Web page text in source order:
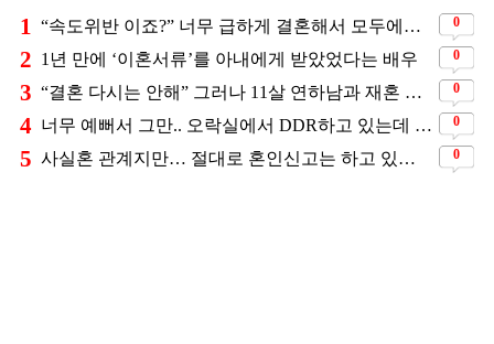
1 “속도위반 이죠?” 너무 급하게 결혼해서 모두에게 의심 받았던 스타 0
2 1년 만에 ‘이혼서류’를 아내에게 받았었다는 배우 0
3 “결혼 다시는 안해” 그러나 11살 연하남과 재혼 발표 0
4 너무 예뻐서 그만.. 오락실에서 DDR하고 있는데 지나가던 이상민이 캐스팅했다는 연예인 0
5 사실혼 관계지만… 절대로 혼인신고는 하고 있지 않다는 배우 0